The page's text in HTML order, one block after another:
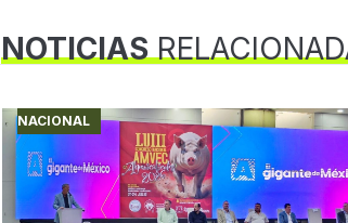
NOTICIAS
NACIONAL